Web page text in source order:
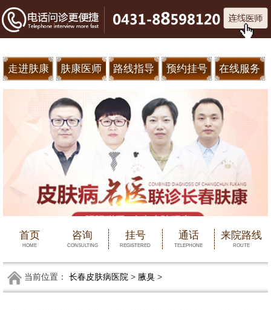
走进肤康 肤康医师 路线指导 预约挂号 在线服务
首页
HOME
咨询
CONSULTING
挂号
REGISTERED
通话
TELEPHONE
来院路线
ROUTE
当前位置： 长春皮肤病医院> 腋臭>